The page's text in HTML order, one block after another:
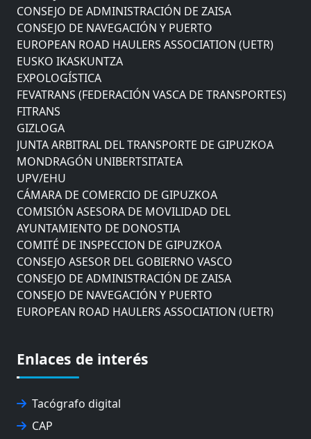
CONSEJO DE ADMINISTRACIÓN DE ZAISA
CONSEJO DE NAVEGACIÓN Y PUERTO
EUROPEAN ROAD HAULERS ASSOCIATION (UETR)
EUSKO IKASKUNTZA
EXPOLOGÍSTICA
FEVATRANS (FEDERACIÓN VASCA DE TRANSPORTES)
FITRANS
GIZLOGA
JUNTA ARBITRAL DEL TRANSPORTE DE GIPUZKOA
MONDRAGÓN UNIBERTSITATEA
UPV/EHU
CÁMARA DE COMERCIO DE GIPUZKOA
COMISIÓN ASESORA DE MOVILIDAD DEL
AYUNTAMIENTO DE DONOSTIA
COMITÉ DE INSPECCION DE GIPUZKOA
CONSEJO ASESOR DEL GOBIERNO VASCO
CONSEJO DE ADMINISTRACIÓN DE ZAISA
CONSEJO DE NAVEGACIÓN Y PUERTO
EUROPEAN ROAD HAULERS ASSOCIATION (UETR)
FEVATRANS (FEDERACIÓN VASCA DE TRANSPORTES)
FITRANS
JUNTA ARBITRAL DEL TRANSPORTE DE GIPUZKOA
MONDRAGÓN UNIBERTSITATEA
Enlaces de interés
Tacógrafo digital
CAP